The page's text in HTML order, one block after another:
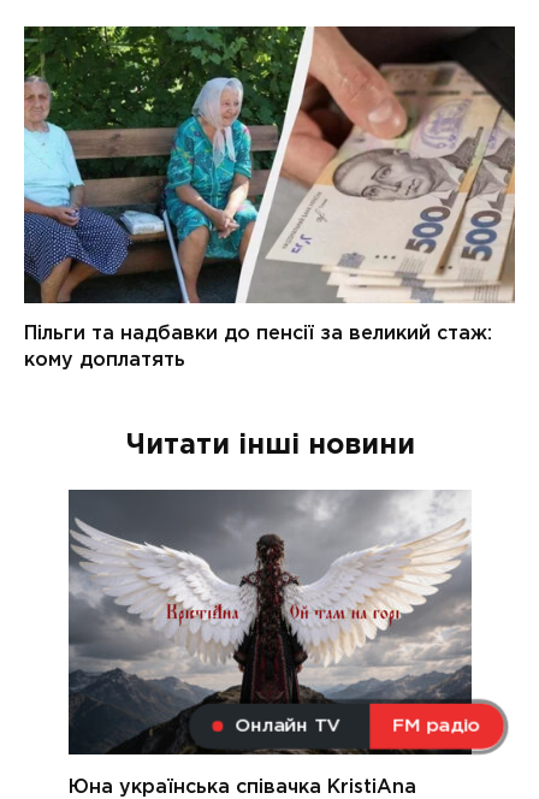
Онлайн TV FM радіо
Читати інші новини
Юна українська співачка KristiAna